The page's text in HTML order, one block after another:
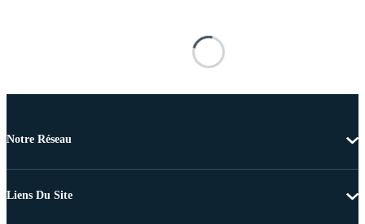
Notre Réseau
Liens Du Site